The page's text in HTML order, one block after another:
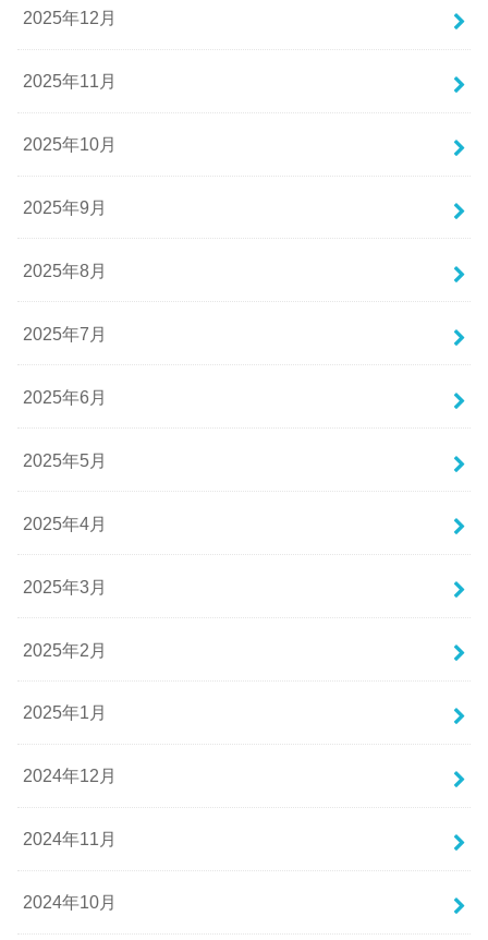
2025年12月
2025年11月
2025年10月
2025年9月
2025年8月
2025年7月
2025年6月
2025年5月
2025年4月
2025年3月
2025年2月
2025年1月
2024年12月
2024年11月
2024年10月